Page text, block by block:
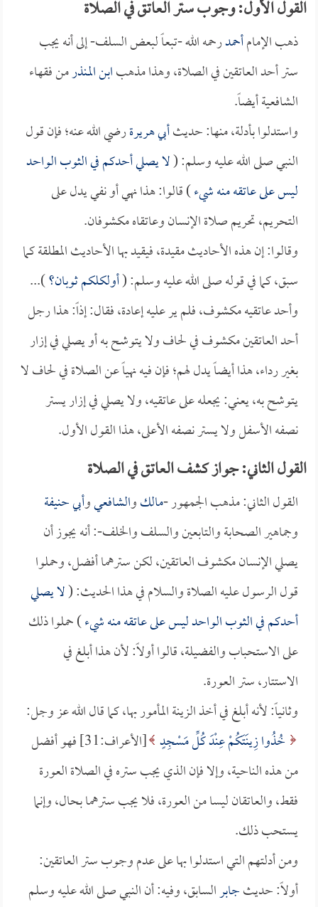
القول الأول: وجوب ستر العاتق في الصلاة
ذهب الإمامأحمدرحمه الله -تبعاً لبعض السلف- إلى أنه يجب
ستر أحد العاتقين في الصلاة، وهذا مذهبابن المنذرمن فقهاء
الشافعية أيضاً.
واستدلوا بأدلة، منها: حديثأبي هريرةرضي الله عنه؛ فإن قول
النبي صلى الله عليه وسلم: (لا يصلي أحدكم في الثوب الواحد
ليس على عاتقه منه شيء) قالوا: هذا نهي أو نفي يدل على
التحريم، تحريم صلاة الإنسان وعاتقاه مكشوفان.
وقالوا: إن هذه الأحاديث مقيدة، فيقيد بها الأحاديث المطلقة كما
سبق، كما في قوله صلى الله عليه وسلم: (أولكلكم ثوبان؟)...
وأحد عاتقيه مكشوف، فلم ير عليه إعادة، فقال: إذاً: هذا رجل
أحد العاتقين مكشوف في لحاف ولا يتوشح به أو يصلي في إزار
بغير رداء، هذا أيضاً يدل لهم؛ فإن فيه نهياً عن الصلاة في لحاف لا
يتوشح به، يعني: يجعله على عاتقيه، ولا يصلي في إزار يستر
نصفه الأسفل ولا يستر نصفه الأعلى، هذا القول الأول.
القول الثاني: جواز كشف العاتق في الصلاة
القول الثاني: مذهب الجمهور -مالكوالشافعيوأبي حنيفة
وجماهير الصحابة والتابعين والسلف والخلف-: أنه يجوز أن
يصلي الإنسان مكشوف العاتقين، لكن سترهما أفضل، وحملوا
قول الرسول عليه الصلاة والسلام في هذا الحديث: (لا يصلي
أحدكم في الثوب الواحد ليس على عاتقه منه شيء) حملوا ذلك
على الاستحباب والفضيلة، قالوا أولاً: لأن هذا أبلغ في
الاستتار، ستر العورة.
وثانياً: لأنه أبلغ في أخذ الزينة المأمور بها، كما قال الله عز وجل:
خُذُوا زِينَتَكُمْ عِنْدَ كُلِّ مَسْجِدٍ
[الأعراف:31] فهو أفضل
من هذه الناحية، وإلا فإن الذي يجب ستره في الصلاة العورة
فقط، والعاتقان ليسا من العورة، فلا يجب سترهما بحال، وإنما
يستحب ذلك.
ومن أدلتهم التي استدلوا بها على عدم وجوب ستر العاتقين:
أولاً: حديثجابرالسابق، وفيه: أن النبي صلى الله عليه وسلم